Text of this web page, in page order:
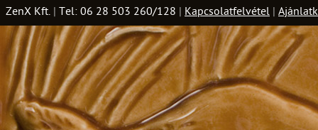
ZenX Kft. Tel: 06 28 503 260/128 Kapcsolatfelvétel